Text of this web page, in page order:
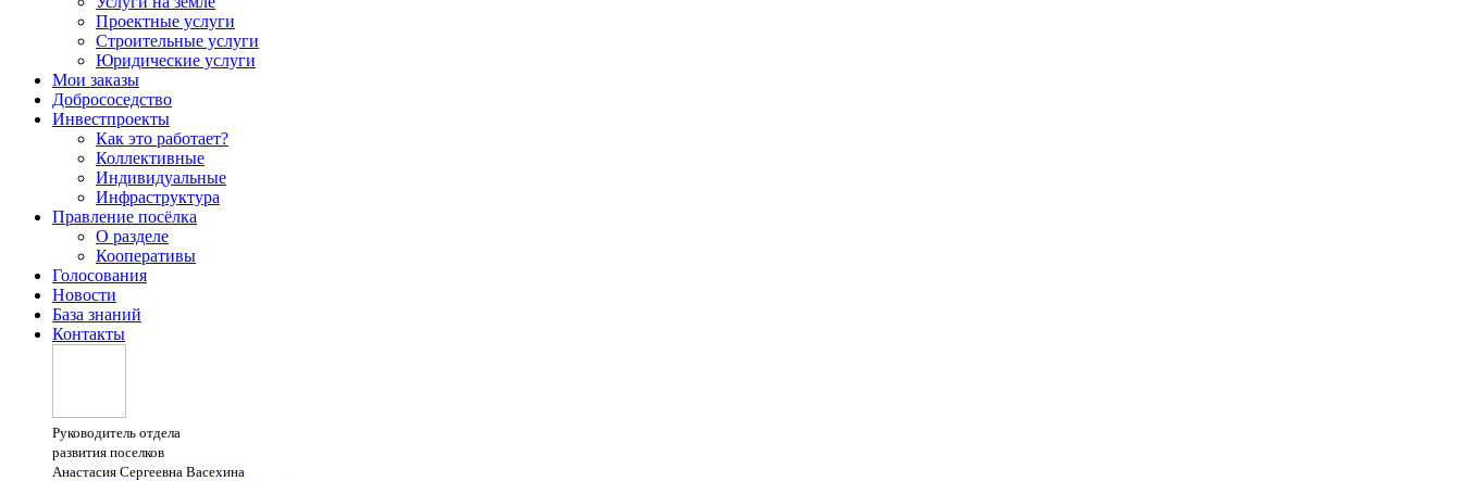
Проектные услуги
Строительные услуги
Юридические услуги
Мои заказы
Добрососедство
Инвестпроекты
Как это работает?
Коллективные
Индивидуальные
Инфраструктура
Правление посёлка
О разделе
Кооперативы
Голосования
Новости
База знаний
Контакты
Руководитель отдела
развития поселков
Анастасия Сергеевна Васехина